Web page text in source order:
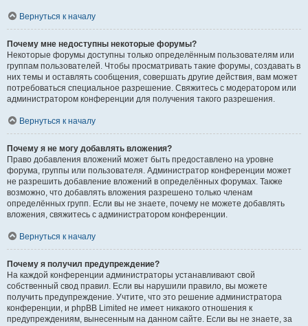
Вернуться к началу
Почему мне недоступны некоторые форумы?
Некоторые форумы доступны только определённым пользователям или
группам пользователей. Чтобы просматривать такие форумы, создавать в
них темы и оставлять сообщения, совершать другие действия, вам может
потребоваться специальное разрешение. Свяжитесь с модератором или
администратором конференции для получения такого разрешения.
Вернуться к началу
Почему я не могу добавлять вложения?
Право добавления вложений может быть предоставлено на уровне
форума, группы или пользователя. Администратор конференции может
не разрешить добавление вложений в определённых форумах. Также
возможно, что добавлять вложения разрешено только членам
определённых групп. Если вы не знаете, почему не можете добавлять
вложения, свяжитесь с администратором конференции.
Вернуться к началу
Почему я получил предупреждение?
На каждой конференции администраторы устанавливают свой
собственный свод правил. Если вы нарушили правило, вы можете
получить предупреждение. Учтите, что это решение администратора
конференции, и phpBB Limited не имеет никакого отношения к
предупреждениям, вынесенным на данном сайте. Если вы не знаете, за